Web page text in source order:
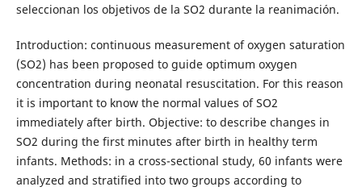
seleccionan los objetivos de la SO2 durante la reanimación.
Introduction: continuous measurement of oxygen saturation
(SO2) has been proposed to guide optimum oxygen
concentration during neonatal resuscitation. For this reason
it is important to know the normal values of SO2
immediately after birth. Objective: to describe changes in
SO2 during the first minutes after birth in healthy term
infants. Methods: in a cross-sectional study, 60 infants were
analyzed and stratified into two groups according to